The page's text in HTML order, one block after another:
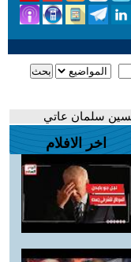
سلمان عاتي
اخر الافلام